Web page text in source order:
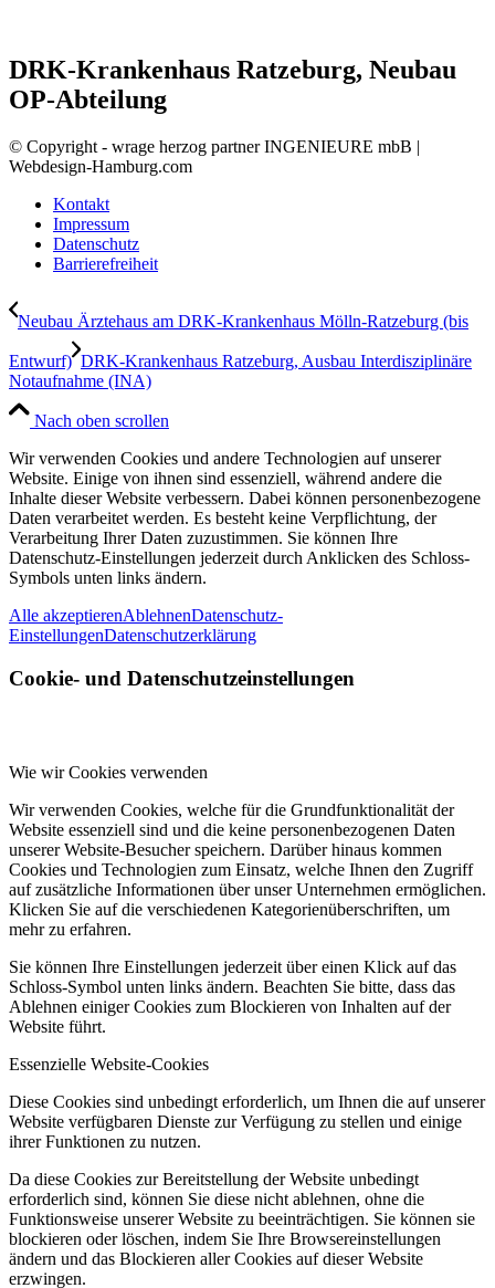
DRK-Krankenhaus Ratzeburg, Neubau
OP-Abteilung
© Copyright - wrage herzog partner INGENIEURE mbB |
Webdesign-Hamburg.com
Kontakt
Impressum
Datenschutz
Barrierefreiheit
Neubau Ärztehaus am DRK-Krankenhaus Mölln-Ratzeburg (bis
Entwurf) DRK-Krankenhaus Ratzeburg, Ausbau Interdisziplinäre
Notaufnahme (INA)
Nach oben scrollen
Wir verwenden Cookies und andere Technologien auf unserer
Website. Einige von ihnen sind essenziell, während andere die
Inhalte dieser Website verbessern. Dabei können personenbezogene
Daten verarbeitet werden. Es besteht keine Verpflichtung, der
Verarbeitung Ihrer Daten zuzustimmen. Sie können Ihre
Datenschutz-Einstellungen jederzeit durch Anklicken des Schloss-
Symbols unten links ändern.
Alle akzeptierenAblehnenDatenschutz-
EinstellungenDatenschutzerklärung
Cookie- und Datenschutzeinstellungen
Wie wir Cookies verwenden
Wir verwenden Cookies, welche für die Grundfunktionalität der
Website essenziell sind und die keine personenbezogenen Daten
unserer Website-Besucher speichern. Darüber hinaus kommen
Cookies und Technologien zum Einsatz, welche Ihnen den Zugriff
auf zusätzliche Informationen über unser Unternehmen ermöglichen.
Klicken Sie auf die verschiedenen Kategorienüberschriften, um
mehr zu erfahren.
Sie können Ihre Einstellungen jederzeit über einen Klick auf das
Schloss-Symbol unten links ändern. Beachten Sie bitte, dass das
Ablehnen einiger Cookies zum Blockieren von Inhalten auf der
Website führt.
Essenzielle Website-Cookies
Diese Cookies sind unbedingt erforderlich, um Ihnen die auf unserer
Website verfügbaren Dienste zur Verfügung zu stellen und einige
ihrer Funktionen zu nutzen.
Da diese Cookies zur Bereitstellung der Website unbedingt
erforderlich sind, können Sie diese nicht ablehnen, ohne die
Funktionsweise unserer Website zu beeinträchtigen. Sie können sie
blockieren oder löschen, indem Sie Ihre Browsereinstellungen
ändern und das Blockieren aller Cookies auf dieser Website
erzwingen.